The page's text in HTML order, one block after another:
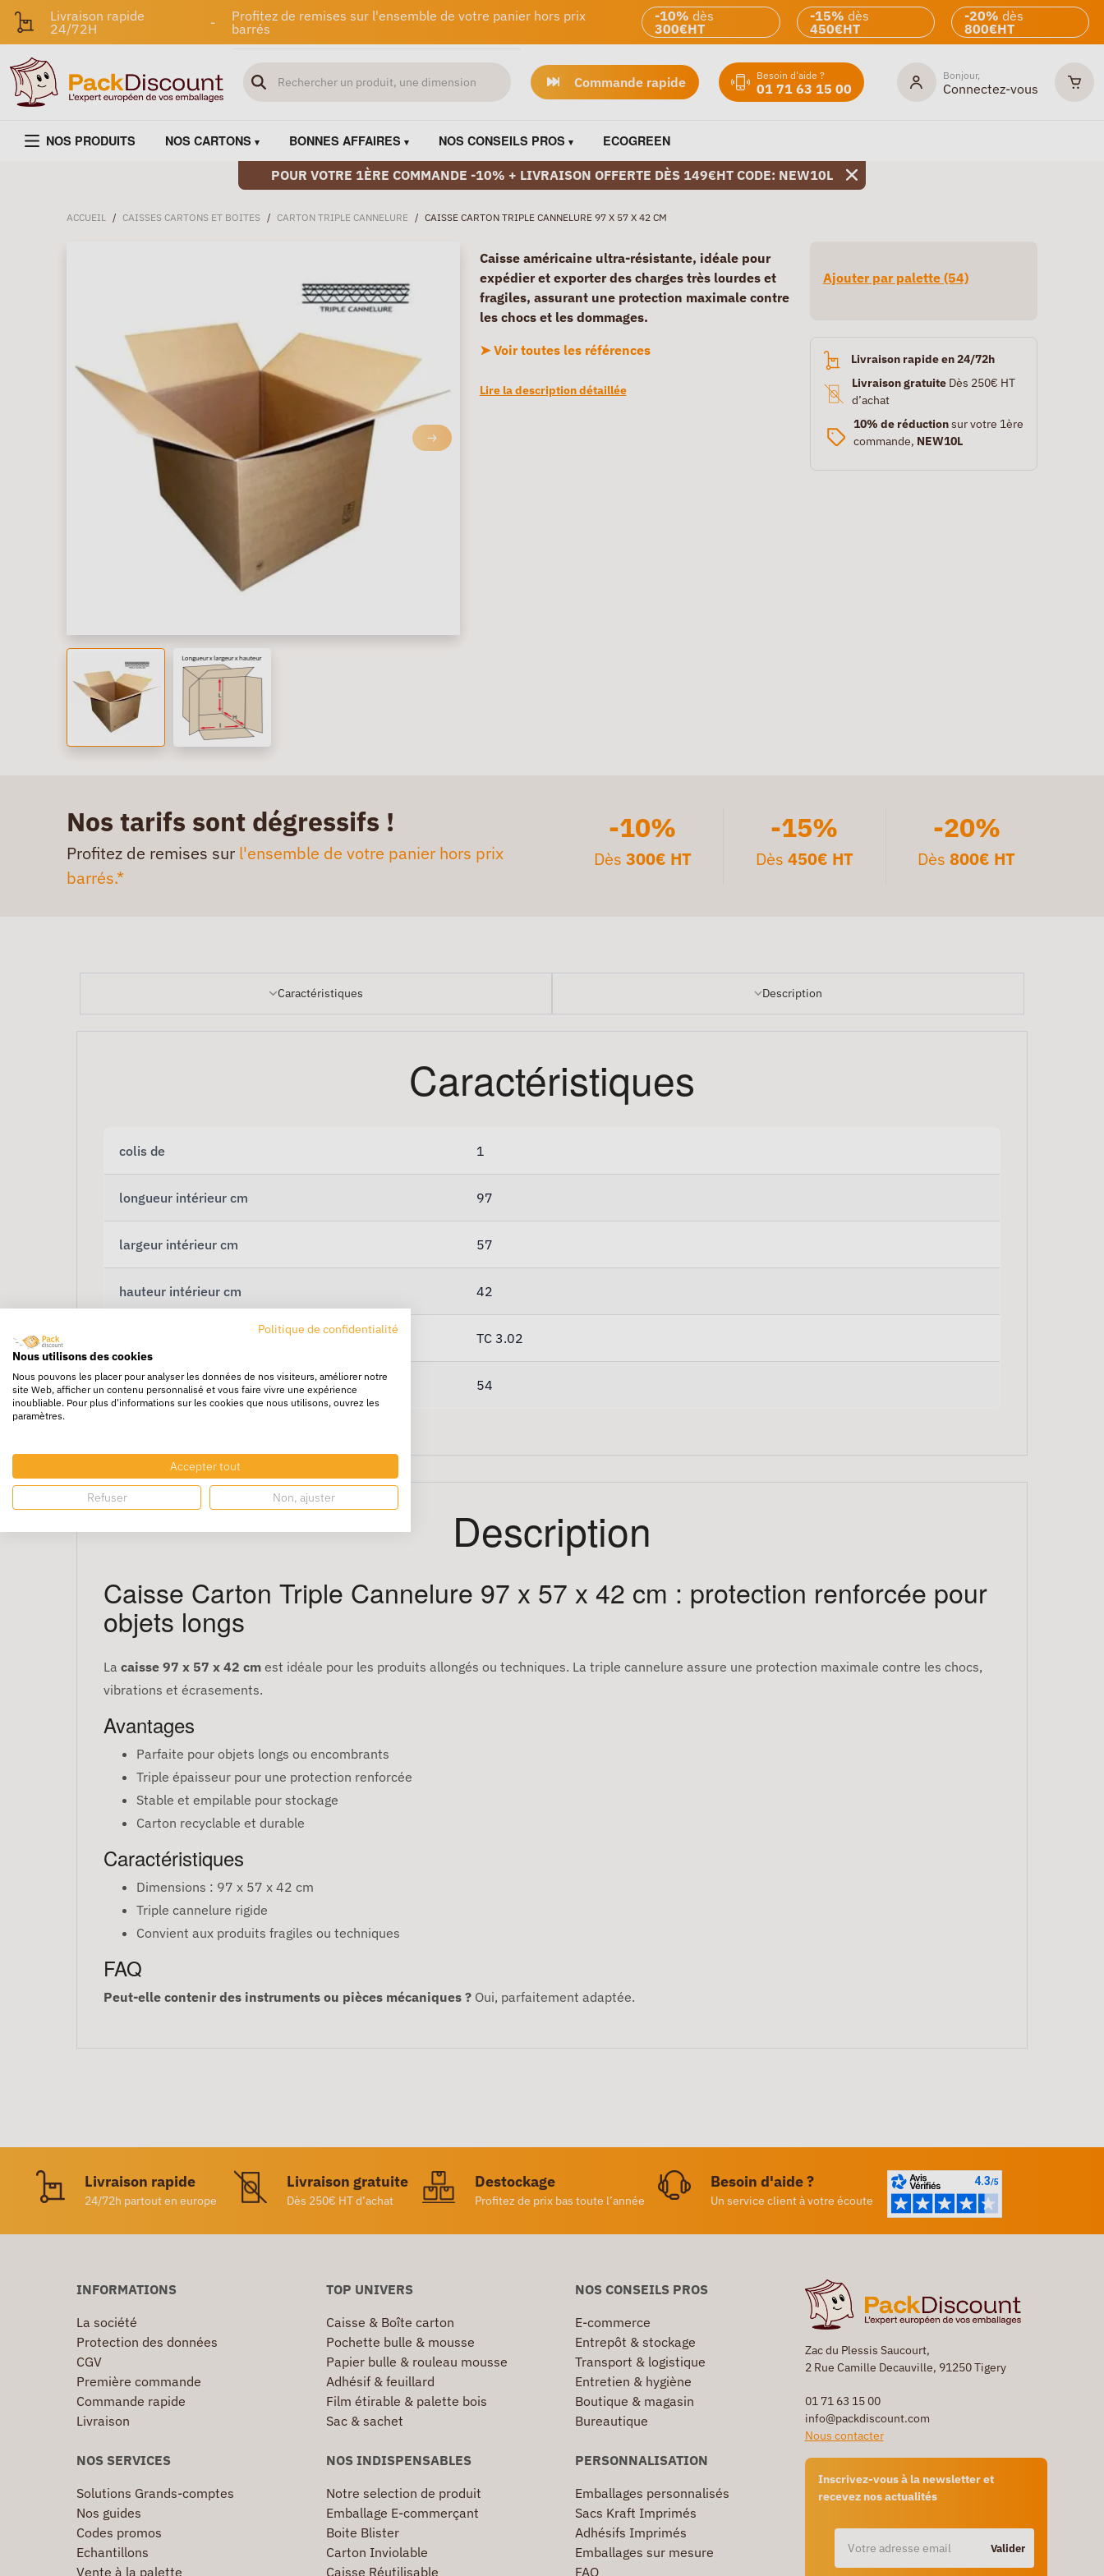
Livraison rapide
24/72H
-
Profitez de remises sur l'ensemble de votre panier hors prix
barrés
-10% dès
300€HT
-15% dès
450€HT
-20% dès
800€HT
Commande rapide Besoin d'aide ?
01 71 63 15 00
Bonjour,
Connectez-vous
NOS PRODUITS NOS CARTONS BONNES AFFAIRES NOS CONSEILS PROS ECOGREEN
POUR VOTRE 1ÈRE COMMANDE -10% + LIVRAISON OFFERTE DÈS 149€HT CODE: NEW10L
ACCUEIL / CAISSES CARTONS ET BOITES / CARTON TRIPLE CANNELURE / CAISSE CARTON TRIPLE CANNELURE 97 X 57 X 42 CM
Caisse américaine ultra-résistante, idéale pour
expédier et exporter des charges très lourdes et
fragiles, assurant une protection maximale contre
les chocs et les dommages.
➤ Voir toutes les références
Lire la description détaillée
Ajouter par palette (54)
Livraison rapide en 24/72h
Livraison gratuiteDès 250€ HT
d’achat
10% de réductionsur votre 1ère
commande, NEW10L
Nos tarifs sont dégressifs !
Profitez de remises sur l'ensemble de votre panier hors prix
barrés.*
-10%
Dès 300€ HT
-15%
Dès 450€ HT
-20%
Dès800€ HT
Caractéristiques Description
Caractéristiques
colis de 1
longueur intérieur cm 97
largeur intérieur cm 57
hauteur intérieur cm 42
TC 3.02
quantité par palette 54
Description
Caisse Carton Triple Cannelure 97 x 57 x 42 cm : protection renforcée pour
objets longs
La caisse 97 x 57 x 42 cm est idéale pour les produits allongés ou techniques. La triple cannelure assure une protection maximale contre les chocs,
vibrations et écrasements.
Avantages
Parfaite pour objets longs ou encombrants
Triple épaisseur pour une protection renforcée
Stable et empilable pour stockage
Carton recyclable et durable
Caractéristiques
Dimensions : 97 x 57 x 42 cm
Triple cannelure rigide
Convient aux produits fragiles ou techniques
FAQ
Peut-elle contenir des instruments ou pièces mécaniques ? Oui, parfaitement adaptée.
Livraison rapide
24/72h partout en europe
Livraison gratuite
Dès 250€ HT d’achat
Destockage
Profitez de prix bas toute l’année
Besoin d'aide ?
Un service client à votre écoute
Zac du Plessis Saucourt,
2 Rue Camille Decauville, 91250 Tigery
01 71 63 15 00
info@packdiscount.com
Nous contacter
Inscrivez-vous à la newsletter et
recevez nos actualités
Valider
INFORMATIONS
La société
Protection des données
CGV
Première commande
Commande rapide
Livraison
TOP UNIVERS
Caisse & Boîte carton
Pochette bulle & mousse
Papier bulle & rouleau mousse
Adhésif & feuillard
Film étirable & palette bois
Sac & sachet
NOS CONSEILS PROS
E-commerce
Entrepôt & stockage
Transport & logistique
Entretien & hygiène
Boutique & magasin
Bureautique
NOS SERVICES
Solutions Grands-comptes
Nos guides
Codes promos
Echantillons
Vente à la palette
NOS INDISPENSABLES
Notre selection de produit
Emballage E-commerçant
Boite Blister
Carton Inviolable
Caisse Réutilisable
PERSONNALISATION
Emballages personnalisés
Sacs Kraft Imprimés
Adhésifs Imprimés
Emballages sur mesure
FAQ
Politique de confidentialité
Nous utilisons des cookies
Nous pouvons les placer pour analyser les données de nos visiteurs, améliorer notre
site Web, afficher un contenu personnalisé et vous faire vivre une expérience
inoubliable. Pour plus d'informations sur les cookies que nous utilisons, ouvrez les
paramètres.
Accepter tout
Refuser Non, ajuster